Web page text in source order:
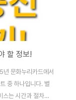
할 정보!
문화누리카드에서
중 하나입니다. 별
스는 시간과 절차를